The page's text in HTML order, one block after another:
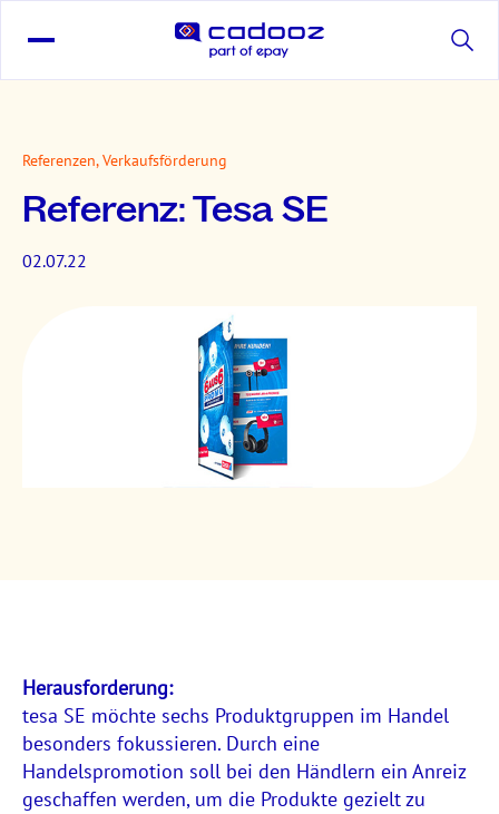
Referenzen, Verkaufsförderung
Referenz: Tesa SE
02.07.22
Herausforderung:
tesa SE möchte sechs Produktgruppen im Handel
besonders fokussieren. Durch eine
Handelspromotion soll bei den Händlern ein Anreiz
geschaffen werden, um die Produkte gezielt zu